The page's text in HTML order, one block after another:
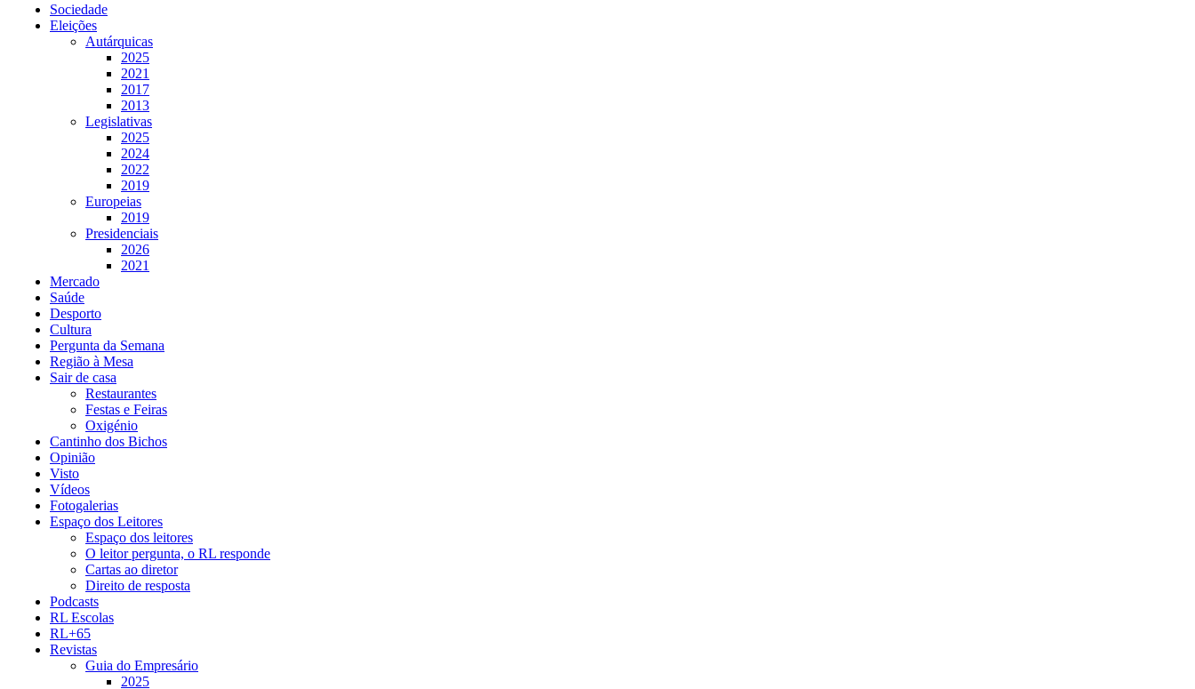
Sociedade
Eleições
Autárquicas
2025
2021
2017
2013
Legislativas
2025
2024
2022
2019
Europeias
2019
Presidenciais
2026
2021
Mercado
Saúde
Desporto
Cultura
Pergunta da Semana
Região à Mesa
Sair de casa
Restaurantes
Festas e Feiras
Oxigénio
Cantinho dos Bichos
Opinião
Visto
Vídeos
Fotogalerias
Espaço dos Leitores
Espaço dos leitores
O leitor pergunta, o RL responde
Cartas ao diretor
Direito de resposta
Podcasts
RL Escolas
RL+65
Revistas
Guia do Empresário
2025